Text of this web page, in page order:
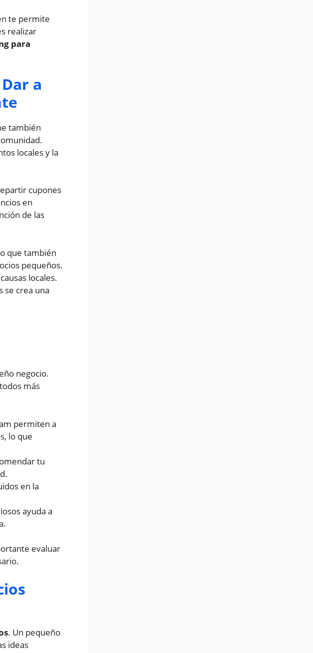
te permite
realizar
para
a
también
locales y la
cupones
en
de las
que también
pequeños.
locales.
se crea una
negocio.
más
permiten a
lo que
tu
en la
ayuda a
evaluar
. Un pequeño
ideas